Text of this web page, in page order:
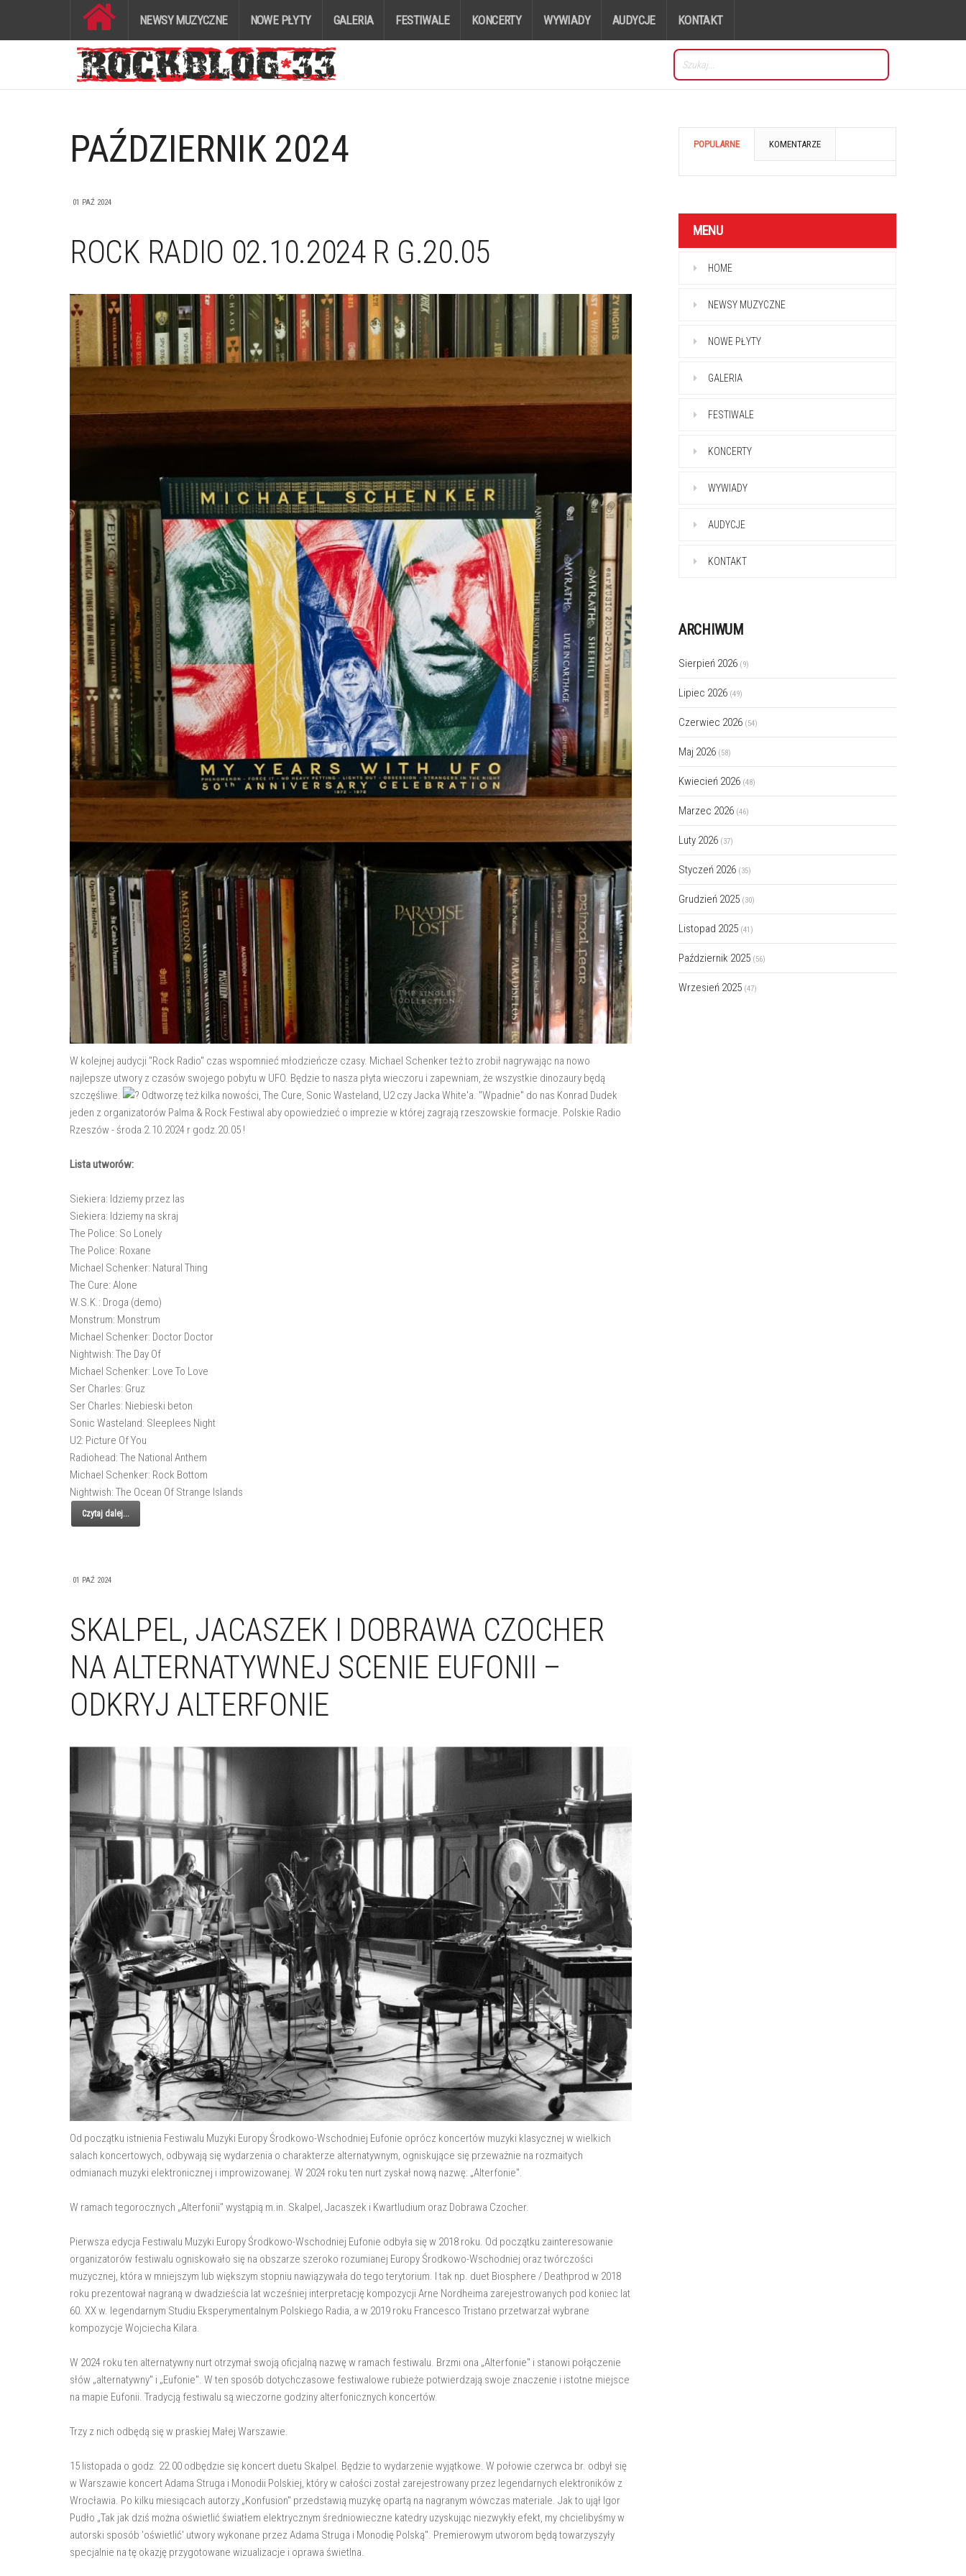
NEWSY MUZYCZNE NOWE PŁYTY GALERIA FESTIWALE KONCERTY WYWIADY AUDYCJE KONTAKT
PAŹDZIERNIK 2024
01 PAŹ 2024
ROCK RADIO 02.10.2024 R G.20.05
W kolejnej audycji "Rock Radio" czas wspomnieć młodzieńcze czasy. Michael Schenker też to zrobił nagrywając na nowo
najlepsze utwory z czasów swojego pobytu w UFO. Będzie to nasza płyta wieczoru i zapewniam, że wszystkie dinozaury będą
szczęśliwe.
Odtworzę też kilka nowości, The Cure, Sonic Wasteland, U2 czy Jacka White'a. "Wpadnie" do nas Konrad Dudek
jeden z organizatorów Palma & Rock Festiwal aby opowiedzieć o imprezie w której zagrają rzeszowskie formacje. Polskie Radio
Rzeszów - środa 2.10.2024 r godz.20.05 !
Lista utworów:
Siekiera: Idziemy przez las
Siekiera: Idziemy na skraj
The Police: So Lonely
The Police: Roxane
Michael Schenker: Natural Thing
The Cure: Alone
W.S.K.: Droga (demo)
Monstrum: Monstrum
Michael Schenker: Doctor Doctor
Nightwish: The Day Of
Michael Schenker: Love To Love
Ser Charles: Gruz
Ser Charles: Niebieski beton
Sonic Wasteland: Sleeplees Night
U2: Picture Of You
Radiohead: The National Anthem
Michael Schenker: Rock Bottom
Nightwish: The Ocean Of Strange Islands
Czytaj dalej...
01 PAŹ 2024
SKALPEL, JACASZEK I DOBRAWA CZOCHER
NA ALTERNATYWNEJ SCENIE EUFONII –
ODKRYJ ALTERFONIE
Od początku istnienia Festiwalu Muzyki Europy Środkowo-Wschodniej Eufonie oprócz koncertów muzyki klasycznej w wielkich
salach koncertowych, odbywają się wydarzenia o charakterze alternatywnym, ogniskujące się przeważnie na rozmaitych
odmianach muzyki elektronicznej i improwizowanej. W 2024 roku ten nurt zyskał nową nazwę: „Alterfonie".
W ramach tegorocznych „Alterfonii" wystąpią m.in. Skalpel, Jacaszek i Kwartludium oraz Dobrawa Czocher.
Pierwsza edycja Festiwalu Muzyki Europy Środkowo-Wschodniej Eufonie odbyła się w 2018 roku. Od początku zainteresowanie
organizatorów festiwalu ogniskowało się na obszarze szeroko rozumianej Europy Środkowo-Wschodniej oraz twórczości
muzycznej, która w mniejszym lub większym stopniu nawiązywała do tego terytorium. I tak np. duet Biosphere / Deathprod w 2018
roku prezentował nagraną w dwadzieścia lat wcześniej interpretację kompozycji Arne Nordheima zarejestrowanych pod koniec lat
60. XX w. legendarnym Studiu Eksperymentalnym Polskiego Radia, a w 2019 roku Francesco Tristano przetwarzał wybrane
kompozycje Wojciecha Kilara.
W 2024 roku ten alternatywny nurt otrzymał swoją oficjalną nazwę w ramach festiwalu. Brzmi ona „Alterfonie" i stanowi połączenie
słów „alternatywny" i „Eufonie". W ten sposób dotychczasowe festiwalowe rubieże potwierdzają swoje znaczenie i istotne miejsce
na mapie Eufonii. Tradycją festiwalu są wieczorne godziny alterfonicznych koncertów.
Trzy z nich odbędą się w praskiej Małej Warszawie.
15 listopada o godz. 22.00 odbędzie się koncert duetu Skalpel. Będzie to wydarzenie wyjątkowe. W połowie czerwca br. odbył się
w Warszawie koncert Adama Struga i Monodii Polskiej, który w całości został zarejestrowany przez legendarnych elektroników z
Wrocławia. Po kilku miesiącach autorzy „Konfusion" przedstawią muzykę opartą na nagranym wówczas materiale. Jak to ujął Igor
Pudło „Tak jak dziś można oświetlić światłem elektrycznym średniowieczne katedry uzyskując niezwykły efekt, my chcielibyśmy w
autorski sposób 'oświetlić' utwory wykonane przez Adama Struga i Monodię Polską". Premierowym utworom będą towarzyszyły
specjalnie na tę okazję przygotowane wizualizacje i oprawa świetlna.
POPULARNE KOMENTARZE
MENU
HOME
NEWSY MUZYCZNE
NOWE PŁYTY
GALERIA
FESTIWALE
KONCERTY
WYWIADY
AUDYCJE
KONTAKT
ARCHIWUM
Sierpień 2026 (9)
Lipiec 2026 (49)
Czerwiec 2026 (54)
Maj 2026 (58)
Kwiecień 2026 (48)
Marzec 2026 (46)
Luty 2026 (37)
Styczeń 2026 (35)
Grudzień 2025 (30)
Listopad 2025 (41)
Październik 2025 (56)
Wrzesień 2025 (47)